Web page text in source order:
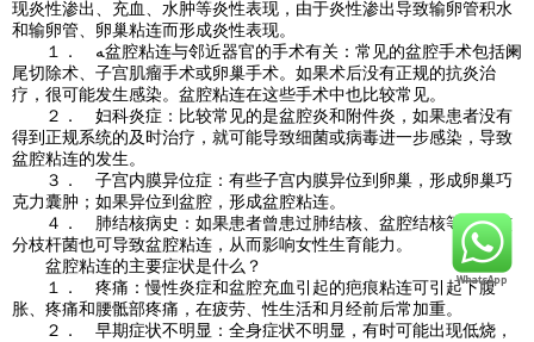
现炎性渗出、充血、水肿等炎性表现，由于炎性渗出导致输卵管积水
和输卵管、卵巢粘连而形成炎性表现。
１． ﻪ盆腔粘连与邻近器官的手术有关：常见的盆腔手术包括阑
尾切除术、子宫肌瘤手术或卵巢手术。如果术后没有正规的抗炎治
疗，很可能发生感染。盆腔粘连在这些手术中也比较常见。
２． 妇科炎症：比较常见的是盆腔炎和附件炎，如果患者没有
得到正规系统的及时治疗，就可能导致细菌或病毒进一步感染，导致
盆腔粘连的发生。
３． 子宫内膜异位症：有些子宫内膜异位到卵巢，形成卵巢巧
克力囊肿；如果异位到盆腔，形成盆腔粘连。
４． 肺结核病史：如果患者曾患过肺结核、盆腔结核等，结核
分枝杆菌也可导致盆腔粘连，从而影响女性生育能力。
盆腔粘连的主要症状是什么？
１． 疼痛：慢性炎症和盆腔充血引起的疤痕粘连可引起下腹
胀、疼痛和腰骶部疼痛，在疲劳、性生活和月经前后常加重。
２． 早期症状不明显：全身症状不明显，有时可能出现低烧，